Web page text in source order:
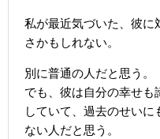
私が最近気づいた、彼に
さかもしれない。
別に普通の人だと思う。
でも、彼は自分の幸せも
していて、過去のせい
ない人だと思う。